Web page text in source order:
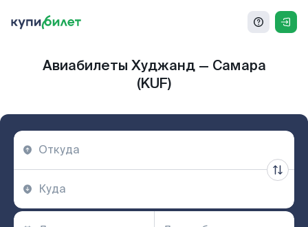
Авиабилеты Худжанд — Самара
(KUF)